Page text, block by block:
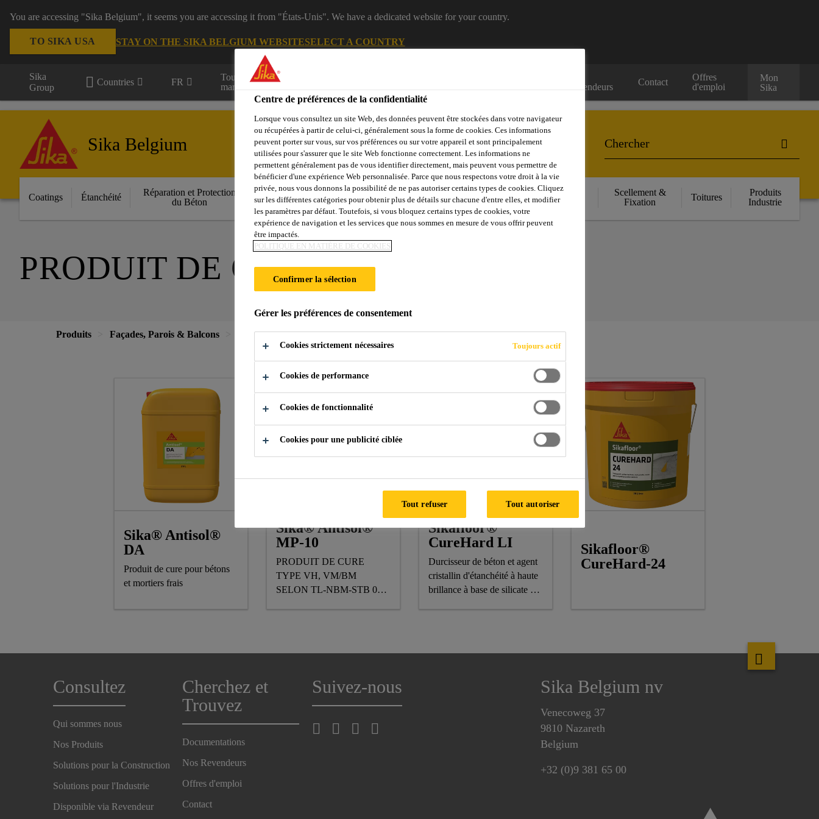
You are accessing "Sika Belgium", it seems you are accessing it from "États-Unis". We have a dedicated website for your country.
TO SIKA USA STAY ON THE SIKA BELGIUM WEBSITESELECT A COUNTRY
Sika
Group
Countries FR
Tous les
marchés
Revendeurs
Contact
Offres
d'emploi
Mon
Sika
Sika Belgium
Coatings Étanchéité
Réparation et Protection
du Béton
Façades, Parois &
Balcons
Sols
Collage &
Jointoiement
Béton
Renforcement
Structurel
Scellement &
Fixation
Toitures
Produits
Industrie
PRODUIT DE CURE
Produits Façades, Parois & Balcons Maçonnerie Produit de Cure
Sika® Antisol®
DA
Produit de cure pour bétons
et mortiers frais
Sika® Antisol®
MP-10
PRODUIT DE CURE
TYPE VH, VM/BM
SELON TL-NBM-STB 09,
Sikafloor®
CureHard LI
Durcisseur de béton et agent
cristallin d'étanchéité à haute
brillance à base de silicate de
Sikafloor®
CureHard-24
Consultez
Qui sommes nous
Nos Produits
Solutions pour la Construction
Solutions pour l'Industrie
Disponible via Revendeur
Cherchez et
Trouvez
Documentations
Nos Revendeurs
Offres d'emploi
Contact
Suivez-nous Sika Belgium nv
Venecoweg 37
9810 Nazareth
Belgium
+32 (0)9 381 65 00
Centre de préférences de la confidentialité
Lorsque vous consultez un site Web, des données peuvent être stockées dans votre navigateur
ou récupérées à partir de celui-ci, généralement sous la forme de cookies. Ces informations
peuvent porter sur vous, sur vos préférences ou sur votre appareil et sont principalement
utilisées pour s'assurer que le site Web fonctionne correctement. Les informations ne
permettent généralement pas de vous identifier directement, mais peuvent vous permettre de
bénéficier d'une expérience Web personnalisée. Parce que nous respectons votre droit à la vie
privée, nous vous donnons la possibilité de ne pas autoriser certains types de cookies. Cliquez
sur les différentes catégories pour obtenir plus de détails sur chacune d'entre elles, et modifier
les paramètres par défaut. Toutefois, si vous bloquez certains types de cookies, votre
expérience de navigation et les services que nous sommes en mesure de vous offrir peuvent
être impactés.
POLITIQUE EN MATIÈRE DE COOKIES
Confirmer la sélection
Gérer les préférences de consentement
Cookies strictement nécessaires Toujours actif
Cookies de performance
Cookies de fonctionnalité
Cookies pour une publicité ciblée
Tout refuser Tout autoriser